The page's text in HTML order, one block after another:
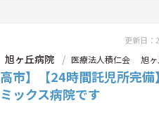
更新日：
ヶ丘病院 医療法人積仁会 旭ヶ
高市】【24時間託児所完
ックス病院です